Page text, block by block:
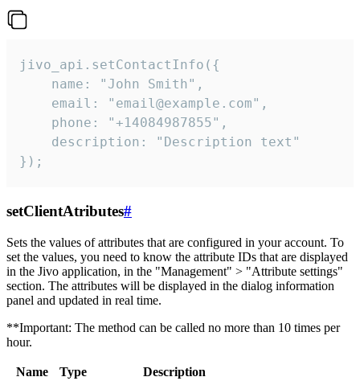
jivo_api.setContactInfo({
    name: "John Smith",
    email: "email@example.com",
    phone: "+14084987855",
    description: "Description text"
});
setClientAtributes#
Sets the values ​​of attributes that are configured in your account. To
set the values, you need to know the attribute IDs that are displayed
in the Jivo application, in the "Management" > "Attribute settings"
section. The attributes will be displayed in the dialog information
panel and updated in real time.
**Important: The method can be called no more than 10 times per
hour.
Name Type
Description